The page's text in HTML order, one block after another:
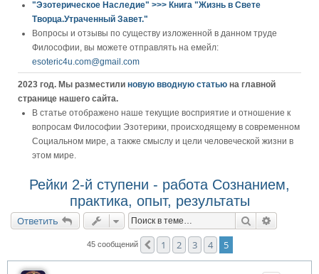
"Эзотерическое Наследие" >>> Книга "Жизнь в Свете
Творца.Утраченный Завет."
Вопросы и отзывы по существу изложенной в данном труде
Философии, вы можете отправлять на емейл:
esoteric4u.com@gmail.com
2023 год. Мы разместили новую вводную статью на главной
странице нашего сайта.
В статье отображено наше текущие восприятие и отношение к
вопросам Философии Эзотерики, происходящему в современном
Социальном мире, а также смыслу и цели человеческой жизни в
этом мире.
Рейки 2-й ступени - работа Сознанием,
практика, опыт, результаты
Ответить Поиск
45 сообщений Пред.
1 2 3 4 5